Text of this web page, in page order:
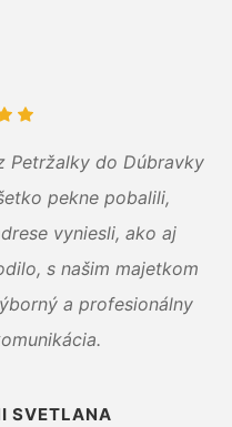
Petržalky do Dúbravky
pekne pobalili,
vyniesli, ako aj
s našim majetkom
a profesionálny
SVETLANA